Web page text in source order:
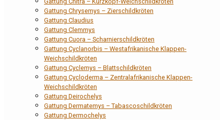
Gattung Chrysemys – Zierschildkröten
Gattung Claudius
Gattung Clemmys
Gattung Cuora – Scharnierschildkröten
Gattung Cyclanorbis – Westafrikanische Klappen-
Weichschildkröten
Gattung Cyclemys – Blattschildkröten
Gattung Cycloderma – Zentralafrikanische Klappen-
Weichschildkröten
Gattung Deirochelys
Gattung Dermatemys – Tabascoschildkröten
Gattung Dermochelys